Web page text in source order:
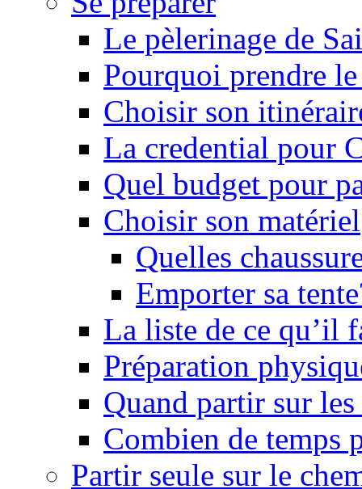
Le pèlerinage de
Pourquoi prendre
Choisir son
La credential pour
Quel budget pour
Choisir son matériel
Quelles
Emporter sa
La liste de ce qu’il
Préparation
Quand partir sur
Combien de
Partir seule sur le